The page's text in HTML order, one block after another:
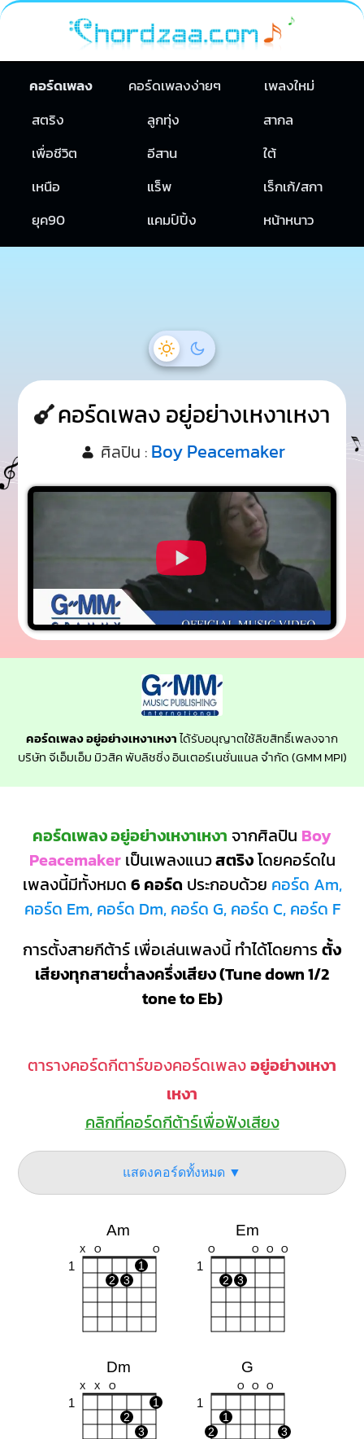
คอร์ดเพลง คอร์ดเพลงง่ายๆ
เพลงใหม่
สตริง
ลูกทุ่ง
สากล
เพื่อชีวิต
อีสาน
ใต้
เหนือ
แร็พ
เร็กเก้/สกา
ยุค90
แคมป์ปิ้ง หน้าหนาว
คอร์ดเพลง อยู่อย่างเหงาเหงา
ศิลปิน : Boy Peacemaker
คอร์ดเพลง อยู่อย่างเหงาเหงาได้รับอนุญาตใช้ลิขสิทธิ์เพลงจาก
บริษัท จีเอ็มเอ็ม มิวสิค พับลิชชิ่ง อินเตอร์เนชั่นแนล จำกัด (GMM MPI)
คอร์ดเพลง อยู่อย่างเหงาเหงา จากศิลปิน Boy
Peacemakerเป็นเพลงแนวสตริงโดยคอร์ดใน
เพลงนี้มีทั้งหมด 6 คอร์ด ประกอบด้วย คอร์ด Am,
คอร์ด Em, คอร์ด Dm, คอร์ด G, คอร์ด C, คอร์ด F
การตั้งสายกีต้าร์ เพื่อเล่นเพลงนี้ ทำได้โดยการตั้ง
เสียงทุกสายต่ำลงครึ่งเสียง (Tune down 1/2
tone to Eb)
ตารางคอร์ดกีตาร์ของคอร์ดเพลงอยู่อย่างเหงา
เหงา
คลิกที่คอร์ดกีต้าร์เพื่อฟังเสียง
แสดงคอร์ดทั้งหมด ▼
Am
X O O
1
1
2
3
Em
O O O O
1
2 3
Dm
X X O
1
1
2
3
G
O O O
1
1
2
3